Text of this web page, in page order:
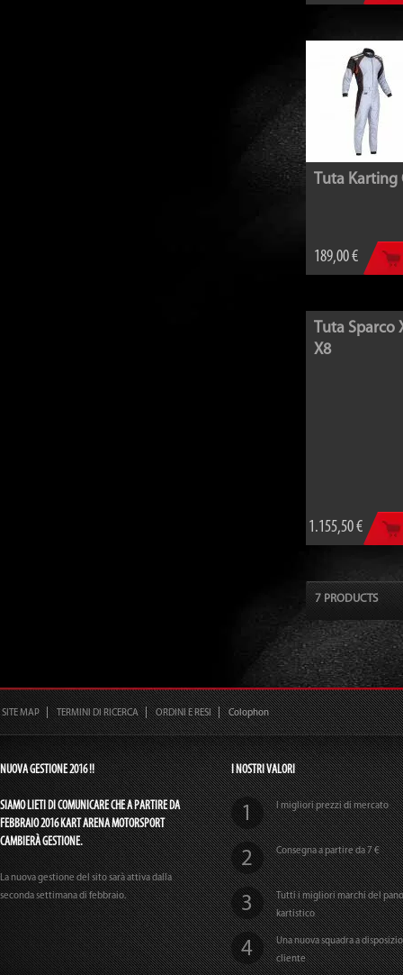
Tuta Karting
189,00 €
Tuta Sparco
X8
1.155,50 €
7 PRODUCTS
SITE MAP TERMINI DI RICERCA ORDINI E RESI Colophon
NUOVA GESTIONE 2016 !!
SIAMO LIETI DI COMUNICARE CHE A PARTIRE DA
FEBBRAIO 2016 KART ARENA MOTORSPORT
CAMBIERÀ GESTIONE.
La nuova gestione del sito sarà attiva dalla
seconda settimana di febbraio.
I NOSTRI VALORI
I migliori prezzi di mercato
Consegna a partire da 7 €
Tutti i migliori marchi del
kartistico
Una nuova squadra a
cliente